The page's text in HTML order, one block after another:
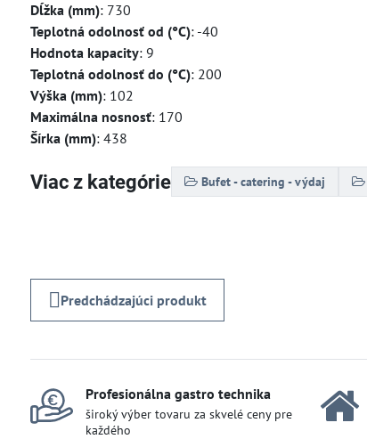
Dĺžka (mm): 730
Teplotná odolnosť od (°C): -40
Hodnota kapacity: 9
Teplotná odolnosť do (°C): 200
Výška (mm): 102
Maximálna nosnosť: 170
Šírka (mm): 438
Viac z kategórie Bufet - catering - výdaj
Predchádzajúci produkt
Profesionálna gastro technika
široký výber tovaru za skvelé ceny pre
každého